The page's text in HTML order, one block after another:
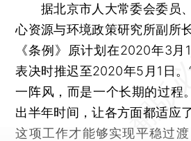
据北京市人大常委会委员、
心资源与环境政策研究所副所
《条例》原计划在2020年3月
表决时推迟至2020年5月1日。
一阵风，而是一个长期的过程
出半年时间，让各方面都适应
这项工作才能够实现平稳过